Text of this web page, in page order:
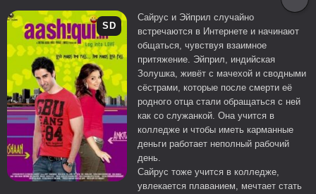
SD
Сайрус и Эйприл случайно
встречаются в Интернете и начинают
общаться, чувствуя взаимное
притяжение. Эйприл, индийская
Золушка, живёт с мачехой и сводными
сёстрами, которые после смерти её
родного отца стали обращаться с ней
как со служанкой. Она учится в
колледже и чтобы иметь карманные
деньги работает неполный рабочий
день.
Сайрус тоже учится в колледже,
увлекается плаванием, мечтает стать